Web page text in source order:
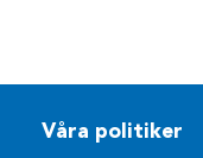
Våra politiker